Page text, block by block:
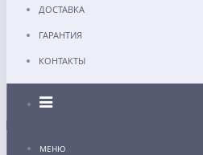
ДОСТАВКА
ГАРАНТИЯ
КОНТАКТЫ
Каталог
МЕНЮ